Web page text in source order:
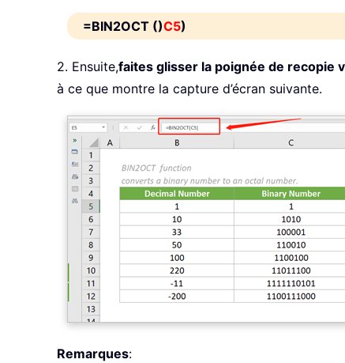
=BIN2OCT ()C5)
2. Ensuite,faites glisser la poignée de recopie
à ce que montre la capture d’écran suivante.
Remarques: